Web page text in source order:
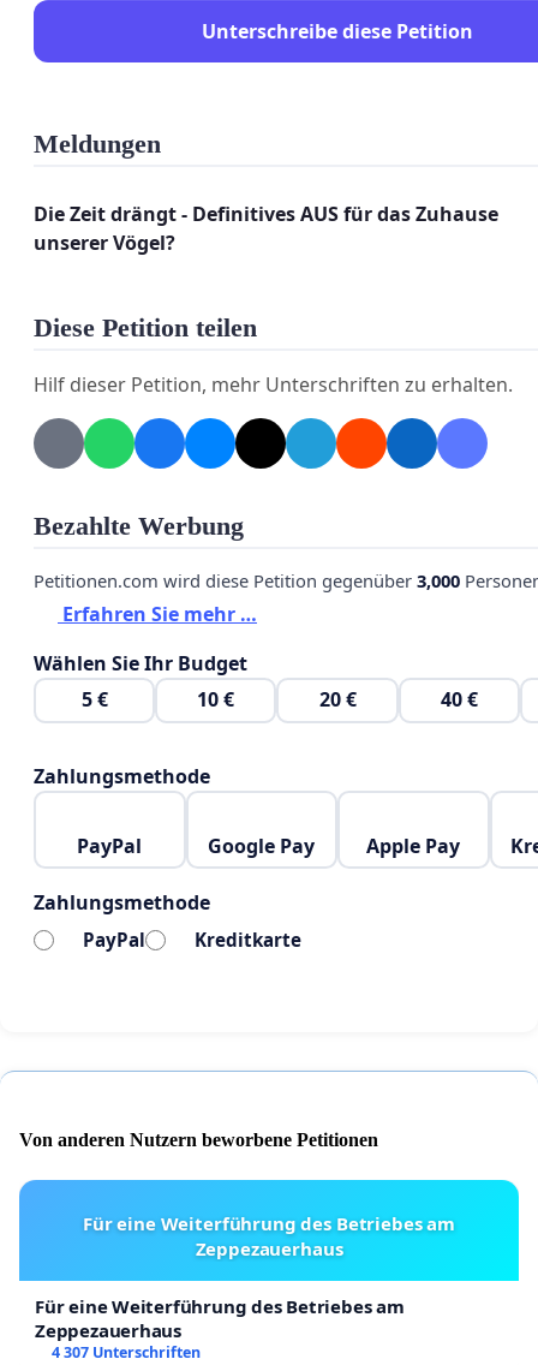
Unterschreibe diese Petition
Meldungen
Die Zeit drängt - Definitives AUS für das Zuhause
unserer Vögel?
Diese Petition teilen
Hilf dieser Petition, mehr Unterschriften zu erhalten.
Bezahlte Werbung
Petitionen.com wird diese Petition gegenüber 3,000
Erfahren Sie mehr …
Wählen Sie Ihr Budget
5 €
10 € 20 € 40 €
Zahlungsmethode
PayPal Google Pay Apple Pay
Zahlungsmethode
PayPal Kreditkarte
Von anderen Nutzern beworbene Petitionen
Für eine Weiterführung des Betriebes am
Zeppezauerhaus
Für eine Weiterführung des Betriebes am
Zeppezauerhaus
4 307 Unterschriften